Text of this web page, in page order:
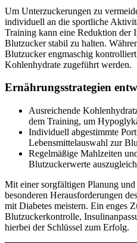
Um Unterzuckerungen zu
individuell an die sportliche
Training kann eine Reduktion der
Blutzucker stabil zu halten.
Blutzucker engmaschig
Kohlenhydrate zugeführt werden.
Ernährungsstrategien
Ausreichende
dem Training, um
Individuell abgestimmte
Lebensmittelauswahl zur
Regelmäßige Mahlzeiten
Blutzuckerwerte
Mit einer sorgfältigen Planung
besonderen Herausforderungen
mit Diabetes meistern. Ein enges
Blutzuckerkontrolle,
hierbei der Schlüssel zum Erfolg.